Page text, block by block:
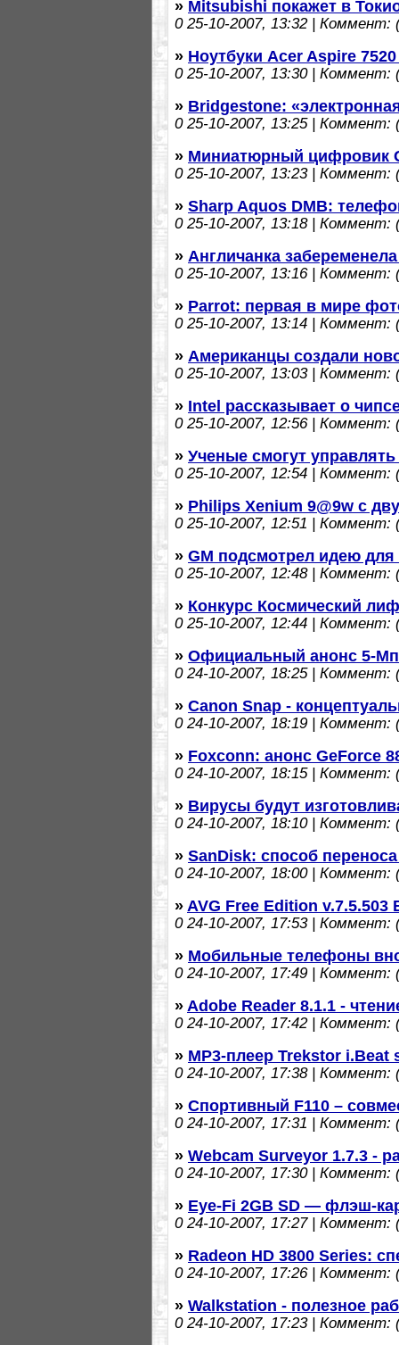
» Mitsubishi покажет в
025-10-2007, 13:32 | Коммент:
» Ноутбуки Acer Aspire
025-10-2007, 13:30 | Коммент:
» Bridgestone:
025-10-2007, 13:25 | Коммент:
» Миниатюрный цифровик
025-10-2007, 13:23 | Коммент:
» Sharp Aquos DMB:
025-10-2007, 13:18 | Коммент:
» Англичанка
025-10-2007, 13:16 | Коммент:
» Parrot: первая в мире
025-10-2007, 13:14 | Коммент:
» Американцы создали
025-10-2007, 13:03 | Коммент:
» Intel рассказывает о
025-10-2007, 12:56 | Коммент:
» Ученые смогут
025-10-2007, 12:54 | Коммент:
» Philips Xenium 9@9w с
025-10-2007, 12:51 | Коммент:
» GM подсмотрел идею для
025-10-2007, 12:48 | Коммент:
» Конкурс Космический
025-10-2007, 12:44 | Коммент:
» Официальный анонс 5-Мп
024-10-2007, 18:25 | Коммент:
» Canon Snap -
024-10-2007, 18:19 | Коммент:
» Foxconn: анонс GeForce
024-10-2007, 18:15 | Коммент:
» Вирусы будут
024-10-2007, 18:10 | Коммент:
» SanDisk: способ
024-10-2007, 18:00 | Коммент:
» AVG Free Edition v.7.5.503
024-10-2007, 17:53 | Коммент:
» Мобильные телефоны
024-10-2007, 17:49 | Коммент:
» Adobe Reader 8.1.1 -
024-10-2007, 17:42 | Коммент:
» MP3-плеер Trekstor i.Beat
024-10-2007, 17:38 | Коммент:
» Спортивный F110 –
024-10-2007, 17:31 | Коммент:
» Webcam Surveyor 1.7.3 -
024-10-2007, 17:30 | Коммент:
» Eye-Fi 2GB SD — флэш-
024-10-2007, 17:27 | Коммент:
» Radeon HD 3800 Series:
024-10-2007, 17:26 | Коммент:
» Walkstation - полезное
024-10-2007, 17:23 | Коммент: